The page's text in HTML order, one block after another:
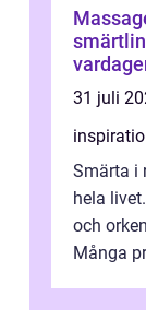
Massage
31 juli
Smärta i
hela
och
Många